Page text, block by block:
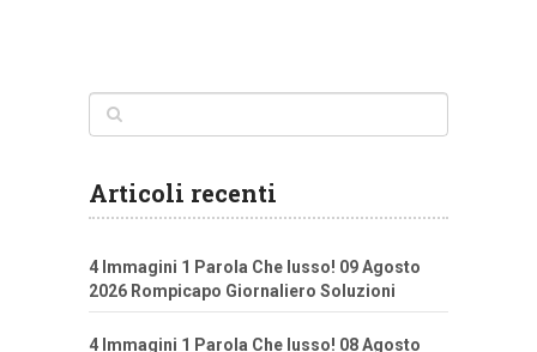
Articoli recenti
4 Immagini 1 Parola Che lusso! 09 Agosto
2026 Rompicapo Giornaliero Soluzioni
4 Immagini 1 Parola Che lusso! 08 Agosto